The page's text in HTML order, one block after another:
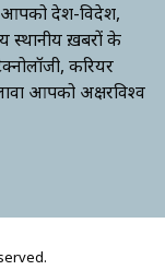
आपको देश-विदेश,
स्थानीय ख़बरों के
करियर
आपको अक्षरविश्व